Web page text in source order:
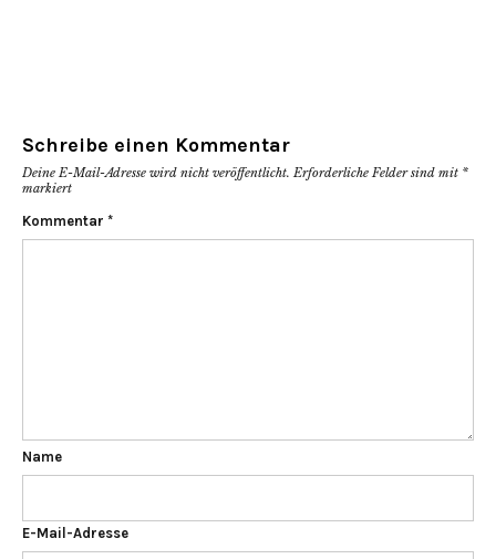
Schreibe einen Kommentar
Deine E-Mail-Adresse wird nicht veröffentlicht. Erforderliche Felder sind mit *
markiert
Kommentar *
Name
E-Mail-Adresse